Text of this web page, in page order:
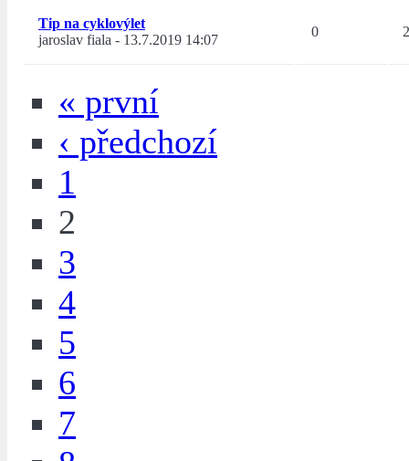
Tip na cyklovýlet
jaroslav fiala - 13.7.2019 14:07
0
« první
‹ předchozí
1
2
3
4
5
6
7